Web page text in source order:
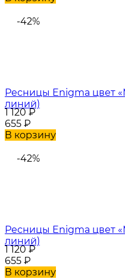
-42%
Ресницы Enigma цвет
линий)
1 120₽
655 ₽
В корзину
-42%
Ресницы Enigma цвет
линий)
1 120₽
655 ₽
В корзину